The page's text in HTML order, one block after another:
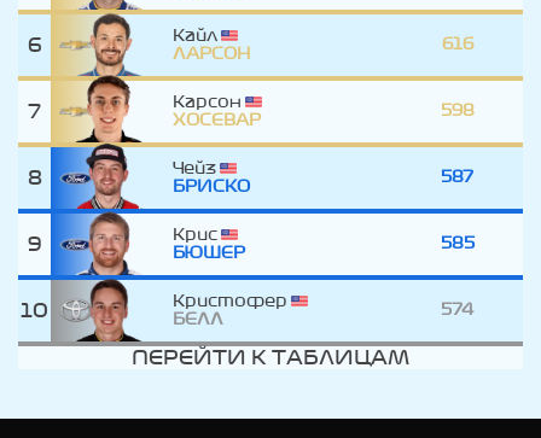
6
Кайл
ЛАРСОН
616
7
Карсон
ХОСЕВАР
598
8
Чейз
БРИСКО
587
9
Крис
БЮШЕР
585
10
Кристофер
БЕЛЛ
574
ПЕРЕЙТИ К ТАБЛИЦАМ